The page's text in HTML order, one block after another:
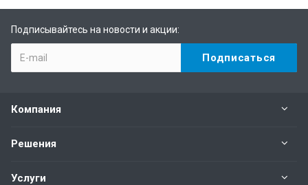
Подписывайтесь на новости и акции:
Компания
Решения
Услуги